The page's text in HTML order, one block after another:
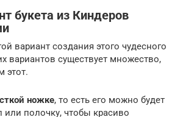
букета из Киндеров
вариант создания этого чудесного
вариантов существует множество,
этот.
ножке, то есть его можно будет
или полочку, чтобы красиво